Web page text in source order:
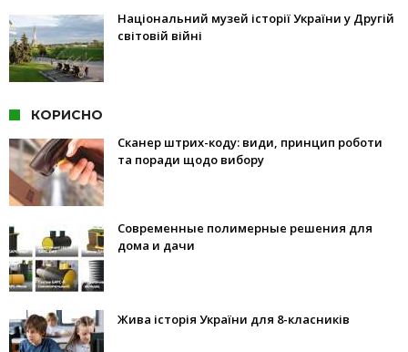
Національний музей історії України у Другій
світовій війні
КОРИСНО
Сканер штрих-коду: види, принцип роботи
та поради щодо вибору
Современные полимерные решения для
дома и дачи
Жива історія України для 8-класників